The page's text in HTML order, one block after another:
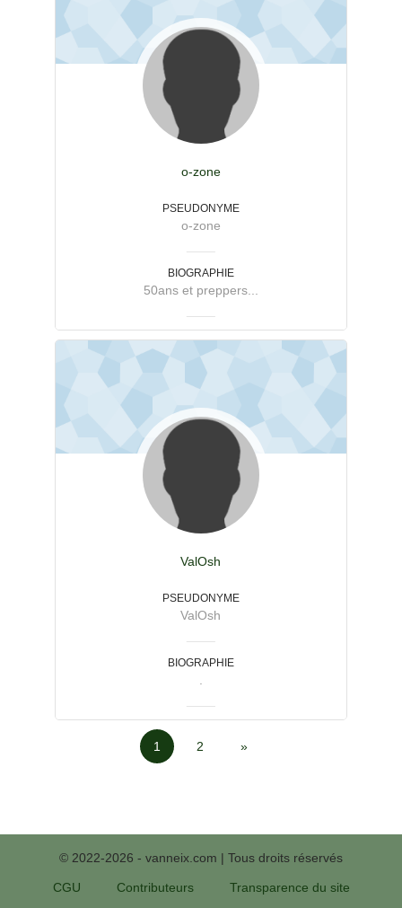
o-zone
PSEUDONYME
o-zone
BIOGRAPHIE
50ans et preppers...
ValOsh
PSEUDONYME
ValOsh
BIOGRAPHIE
1 2 »
© 2022-2026 - vanneix.com | Tous droits réservés
CGU Contributeurs Transparence du site